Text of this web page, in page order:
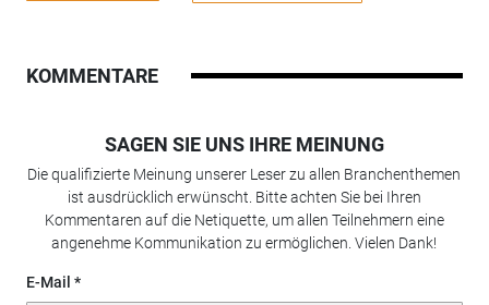
KOMMENTARE
SAGEN SIE UNS IHRE MEINUNG
Die qualifizierte Meinung unserer Leser zu allen Branchenthemen
ist ausdrücklich erwünscht. Bitte achten Sie bei Ihren
Kommentaren auf die Netiquette, um allen Teilnehmern eine
angenehme Kommunikation zu ermöglichen. Vielen Dank!
E-Mail